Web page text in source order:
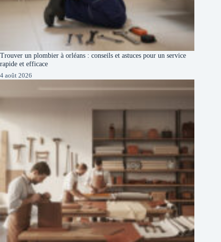
Trouver un plombier à orléans : conseils et astuces pour un service
rapide et efficace
4 août 2026